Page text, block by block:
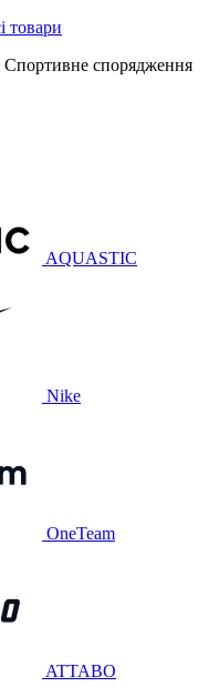
Спортивне спорядження
AQUASTIC
Nike
OneTeam
ATTABO